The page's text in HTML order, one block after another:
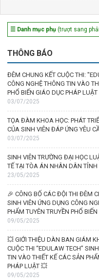
☰ Danh mục phụ (trượt sang
THÔNG BÁO
ĐÊM CHUNG KẾT CUỘC THI:
CÔNG NGHỆ THÔNG TIN VÀO
PHỔ BIẾN GIÁO DỤC PHÁP LUẬT
03/07/2025
TỌA ĐÀM KHOA HỌC: PHÁT
CỦA SINH VIÊN ĐÁP ỨNG YÊU
03/07/2025
SINH VIÊN TRƯỜNG ĐẠI HỌC
TẾ TẠI TÒA ÁN NHÂN DÂN TỈNH
23/05/2025
🎉 CÔNG BỐ CÁC ĐỘI THI ĐÊM
SINH VIÊN ỨNG DỤNG CÔNG
PHẨM TUYÊN TRUYỀN PHỔ
09/05/2025
💥 GIỚI THIỆU DÀN BAN GIÁM
CUỘC THI “EDULAW TECH”
TIN VÀO THIẾT KẾ CÁC SẢN
PHÁP LUẬT 💥
09/05/2025